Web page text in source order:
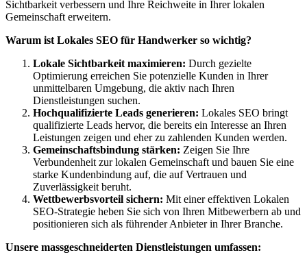
Sichtbarkeit verbessern und Ihre Reichweite in Ihrer lokalen
Gemeinschaft erweitern.
Warum ist Lokales SEO für Handwerker so wichtig?
Lokale Sichtbarkeit maximieren: Durch gezielte
Optimierung erreichen Sie potenzielle Kunden in Ihrer
unmittelbaren Umgebung, die aktiv nach Ihren
Dienstleistungen suchen.
Hochqualifizierte Leads generieren: Lokales SEO bringt
qualifizierte Leads hervor, die bereits ein Interesse an Ihren
Leistungen zeigen und eher zu zahlenden Kunden werden.
Gemeinschaftsbindung stärken: Zeigen Sie Ihre
Verbundenheit zur lokalen Gemeinschaft und bauen Sie eine
starke Kundenbindung auf, die auf Vertrauen und
Zuverlässigkeit beruht.
Wettbewerbsvorteil sichern: Mit einer effektiven Lokalen
SEO-Strategie heben Sie sich von Ihren Mitbewerbern ab und
positionieren sich als führender Anbieter in Ihrer Branche.
Unsere massgeschneiderten Dienstleistungen umfassen: